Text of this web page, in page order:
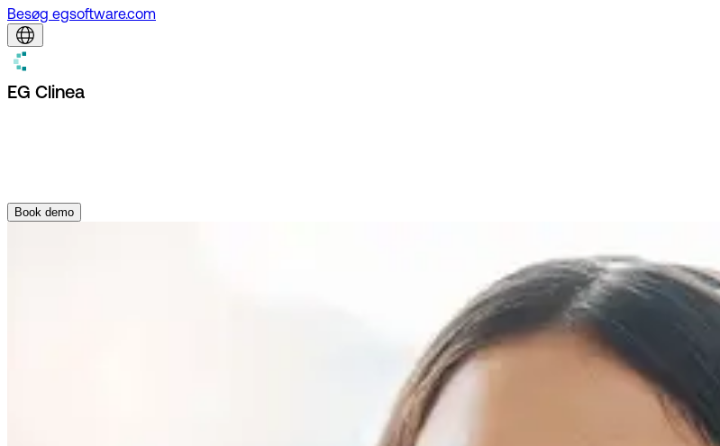
Besøg egsoftware.com
EG Clinea
Book demo